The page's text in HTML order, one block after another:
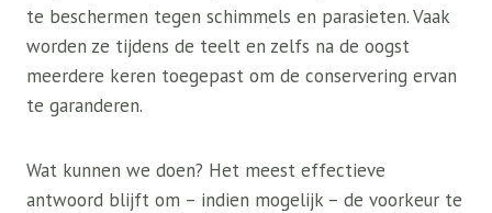
te beschermen tegen schimmels en parasieten. Vaak
worden ze tijdens de teelt en zelfs na de oogst
meerdere keren toegepast om de conservering ervan
te garanderen.
Wat kunnen we doen? Het meest effectieve
antwoord blijft om – indien mogelijk – de voorkeur te